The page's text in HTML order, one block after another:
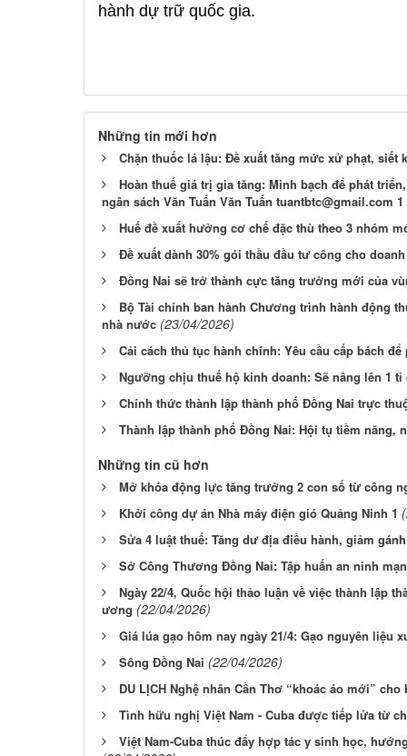
hành dự trữ quốc gia.
Những tin mới hơn
Chặn thuốc lá lậu: Đề xuất tăng mức xử phạt, siết
Hoàn thuế giá trị gia tăng: Minh bạch để phát
ngân sách Văn Tuấn Văn Tuấn tuantbtc@gmail.com 1
Huế đề xuất hưởng cơ chế đặc thù theo 3 nhóm
Đề xuất dành 30% gói thầu đầu tư công cho
Đồng Nai sẽ trở thành cực tăng trưởng mới của
Bộ Tài chính ban hành Chương trình hành động
nhà nước (23/04/2026)
Cải cách thủ tục hành chính: Yêu cầu cấp bách để
Ngưỡng chịu thuế hộ kinh doanh: Sẽ nâng lên 1 tỉ
Chính thức thành lập thành phố Đồng Nai trực
Thành lập thành phố Đồng Nai: Hội tụ tiềm năng,
Những tin cũ hơn
Mở khóa động lực tăng trưởng 2 con số từ công
Khởi công dự án Nhà máy điện gió Quảng Ninh 1
Sửa 4 luật thuế: Tăng dư địa điều hành, giảm
Sở Công Thương Đồng Nai: Tập huấn an ninh
Ngày 22/4, Quốc hội thảo luận về việc thành lập
ương (22/04/2026)
Giá lúa gạo hôm nay ngày 21/4: Gạo nguyên liệu
Sông Ðồng Nai (22/04/2026)
DU LỊCH Nghệ nhân Cần Thơ “khoác áo mới”
Tình hữu nghị Việt Nam - Cuba được tiếp lửa từ
Việt Nam-Cuba thúc đẩy hợp tác y sinh học,